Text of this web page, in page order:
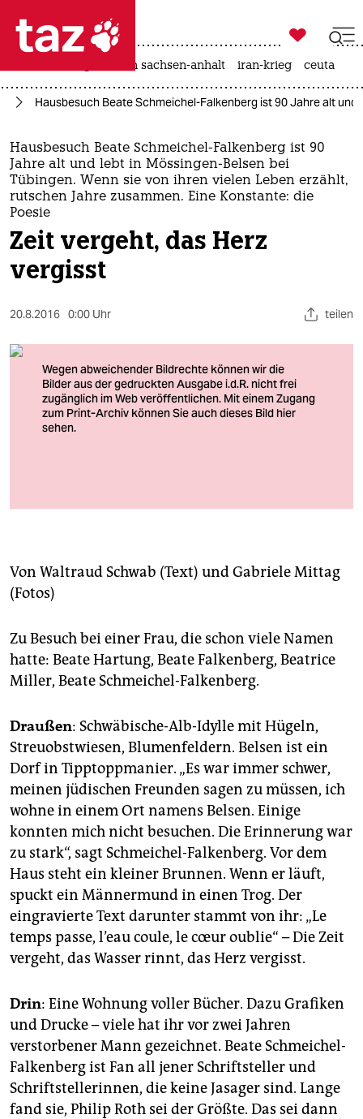
 taz zahl ich
taz zahl ich
themen
politik
öko
gesellschaft
berlin
nord
wahrheit
verlag
shop
fragen & hilfe
unterstützen
abo
epaper login

taz zahl ich
landtagswahl in sachsen-anhalt iran-krieg ceuta
Hausbesuch Beate Schmeichel-Falkenberg ist 90 Jahre alt
Hausbesuch Beate Schmeichel-Falkenberg ist 90
Jahre alt und lebt in Mössingen-Belsen bei
Tübingen. Wenn sie von ihren vielen Leben erzählt,
rutschen Jahre zusammen. Eine Konstante: die
Poesie
Zeit vergeht, das Herz
vergisst
20.8.2016 0:00 Uhr teilen
Von Waltraud Schwab (Text) undGabriele Mittag
(Fotos)
Zu Besuch bei einer Frau, die schon viele Namen
hatte: Beate Hartung, Beate Falkenberg, Beatrice
Miller, Beate Schmeichel-Falkenberg.
Draußen: Schwäbische-Alb-Idylle mit Hügeln,
Streuobstwiesen, Blumenfeldern. Belsen ist ein
Dorf in Tipptoppmanier. „Es war immer schwer,
meinen jüdischen Freunden sagen zu müssen, ich
wohne in einem Ort namens Belsen. Einige
konnten mich nicht besuchen. Die Erinnerung war
zu stark“, sagt Schmeichel-Falkenberg. Vor dem
Haus steht ein kleiner Brunnen. Wenn er läuft,
spuckt ein Männermund in einen Trog. Der
eingravierte Text darunter stammt von ihr: „Le
temps passe, l’eau coule, le cœur oublie“ – Die Zeit
vergeht, das Wasser rinnt, das Herz vergisst.
Drin: Eine Wohnung voller Bücher. Dazu Grafiken
und Drucke – viele hat ihr vor zwei Jahren
verstorbener Mann gezeichnet. Beate Schmeichel-
Falkenberg ist Fan all jener Schriftsteller und
Schriftstellerinnen, die keine ­Jasager sind. Lange
fand sie, ­Philip Roth sei der Größte. Das sei dann